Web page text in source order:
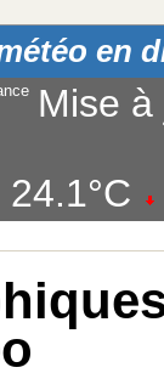
en
Mise à
24.1°C